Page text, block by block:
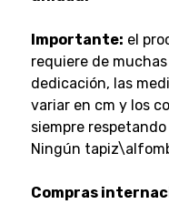
Importante: el
requiere de
dedicación, las
variar en cm y los
siempre
Ningún
Compras